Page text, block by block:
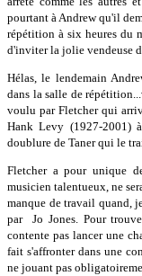
pourtant à Andrew qu'il
répétition à six heures du
d'inviter la jolie vendeuse
Hélas, le lendemain
dans la salle de
voulu par Fletcher qui
Hank Levy (1927-2001)
doublure de Taner qui le
Fletcher a pour unique
musicien talentueux, ne
manque de travail quand,
par Jo Jones. Pour
contente pas lancer une
fait s'affronter dans une
ne jouant pas